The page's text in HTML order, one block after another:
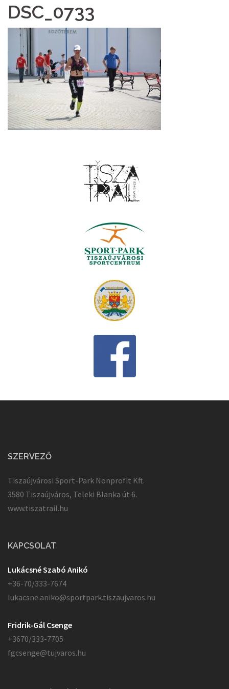
DSC_0733
SZERVEZŐ
Tiszaújvárosi Sport-Park Nonprofit Kft.
3580 Tiszaújváros, Teleki Blanka út 6.
www.tiszatrail.hu
KAPCSOLAT
Lukácsné Szabó Anikó
+36-70/333-7674
lukacsne.aniko@sportpark.tiszaujvaros.hu
Fridrik-Gál Csenge
+3670/333-7705
fgcsenge@tujvaros.hu